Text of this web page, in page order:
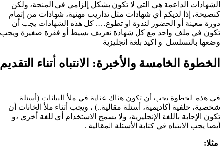
الشهادات الداعمة هي التي لا تكون بشكل إلزامي في المنحة، ولكن
كنصيحة، إذا لديكم أي شهادات مثل تداريب مهنية، شهادات من إتمام
دورة معينة أو الحضور لندوة او تطوع…. كل هذه الشهادات يجب أن
تكون في ملف واحد مع كل شهادة تعريف بسيط أو فقرة صغيرة ويجب
وضعها بالتسلسل. و اكيد بلغة انجليزية
الخطوة الخامسة والأخيرة: الانتباه أتناء التقديم
في هذه الخطوة يجب أن تكون هناك عناية في ملأ البيانات (أسئلة
شخصية، خلفية أكاديمية، أسئلة مقالية..) ، ويجب أتناء ملأ الخانات أن
تكون الإجابة باللغة الإنجليزية، ولا يسمح الاستخدام أي للغة أخرى ،و
أيضا يجب الانتباه في كتابة الأسئلة المقالية .
مثلا: